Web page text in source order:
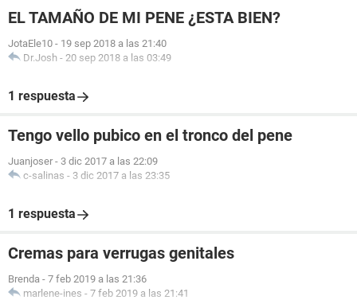
EL TAMAÑO DE MI PENE ¿ESTA BIEN?
JotaEle10 - 19 sep 2018 a las 21:40
Dr.Josh - 20 sep 2018 a las 03:49
1 respuesta
Tengo vello pubico en el tronco del pene
Juanjoser - 3 dic 2017 a las 22:09
c-salinas - 3 dic 2017 a las 23:35
1 respuesta
Cremas para verrugas genitales
Brenda - 7 feb 2019 a las 21:36
marlene-ines - 7 feb 2019 a las 21:41